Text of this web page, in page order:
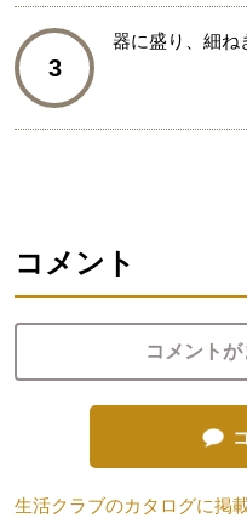
3
器に盛り、細ね
コメント
コメントが
生活クラブのカタログに掲